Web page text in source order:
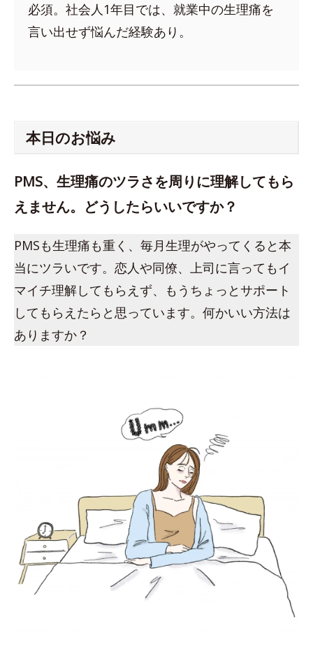
必須。社会人1年目では、就業中の生理痛を
言い出せず悩んだ経験あり。
本日のお悩み
PMS、生理痛のツラさを周りに理解してもら
えません。どうしたらいいですか？
PMSも生理痛も重く、毎月生理がやってくると本
当にツラいです。恋人や同僚、上司に言ってもイ
マイチ理解してもらえず、もうちょっとサポート
してもらえたらと思っています。何かいい方法は
ありますか？